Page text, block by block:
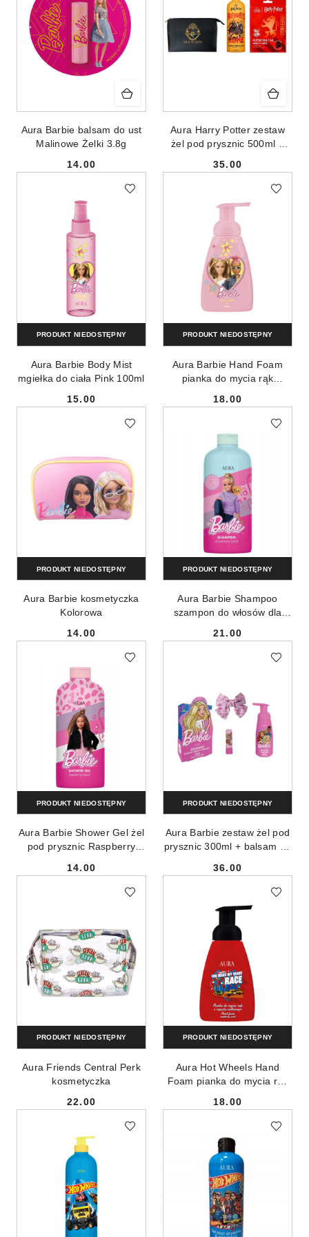
Aura Barbie balsam do ust
Malinowe Żelki 3.8g
Cena:
14.00
Aura Harry Potter zestaw
żel pod prysznic 500ml +
płachcie 20ml +
Cena:
35.00
Aura Barbie Body Mist
mgiełka do ciała Pink 100ml
Cena:
15.00
PRODUKT NIEDOSTĘPNY
Aura Barbie Hand Foam
pianka do mycia rąk
Cena:
18.00
PRODUKT NIEDOSTĘPNY
Aura Barbie kosmetyczka
Kolorowa
Cena:
14.00
PRODUKT NIEDOSTĘPNY
Aura Barbie Shampoo
szampon do włosów dla
Cena:
21.00
PRODUKT NIEDOSTĘPNY
Aura Barbie Shower Gel żel
pod prysznic Raspberry
Cena:
14.00
PRODUKT NIEDOSTĘPNY
Aura Barbie zestaw żel pod
prysznic 300ml + balsam do
Cena:
36.00
PRODUKT NIEDOSTĘPNY
Aura Friends Central Perk
kosmetyczka
Cena:
22.00
PRODUKT NIEDOSTĘPNY
Aura Hot Wheels Hand
Foam pianka do mycia rąk
Cena:
18.00
PRODUKT NIEDOSTĘPNY